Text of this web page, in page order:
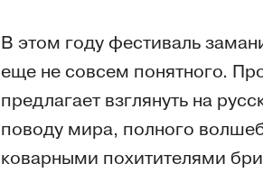
В этом году фестиваль
еще не совсем понятного.
предлагает взглянуть на
поводу мира, полного
коварными похитителями